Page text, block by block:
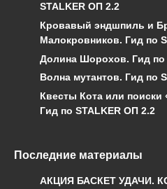
STALKER ОП 2.2
Кровавый эндшпиль и
Малокровников. Гид по
Долина Шорохов. Гид по
Волна мутантов. Гид по
Квесты Кота или поиски
Гид по STALKER ОП 2.2
Последние материалы
АКЦИЯ БАСКЕТ УДАЧИ.